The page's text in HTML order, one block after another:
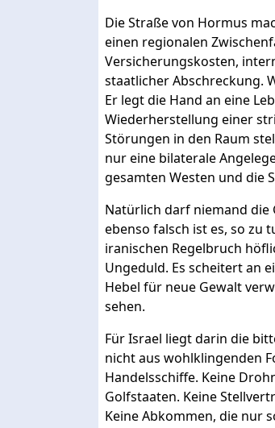
Die Straße von Hormus
einen regionalen
Versicherungskosten,
staatlicher Abschreckung.
Er legt die Hand an eine
Wiederherstellung einer
Störungen in den Raum
nur eine bilaterale
gesamten Westen und die
Natürlich darf niemand
ebenso falsch ist es, so zu
iranischen Regelbruch
Ungeduld. Es scheitert an
Hebel für neue Gewalt
sehen.
Für Israel liegt darin die
nicht aus wohlklingenden
Handelsschiffe. Keine
Golfstaaten. Keine
Keine Abkommen, die nur